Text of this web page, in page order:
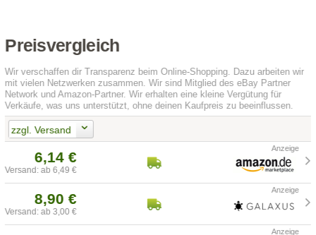
Preisvergleich
Wir verschaffen dir Transparenz beim Online-Shopping. Dazu arbeiten wir
mit vielen Netzwerken zusammen. Wir sind Mitglied des eBay Partner
Network und Amazon-Partner. Wir erhalten eine kleine Vergütung für
Verkäufe, was uns unterstützt, ohne deinen Kaufpreis zu beeinflussen.
zzgl. Versand
6,14 €
Versand: ab 6,49 €
8,90 €
Versand: ab 3,00 €